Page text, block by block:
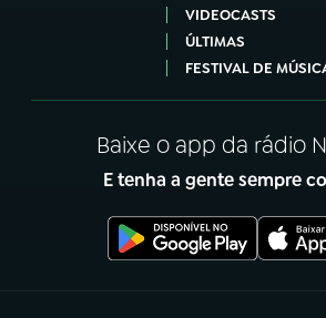
VIDEOCASTS
ÚLTIMAS
FESTIVAL DE
Baixe o app da rádio
E tenha a gente sempre